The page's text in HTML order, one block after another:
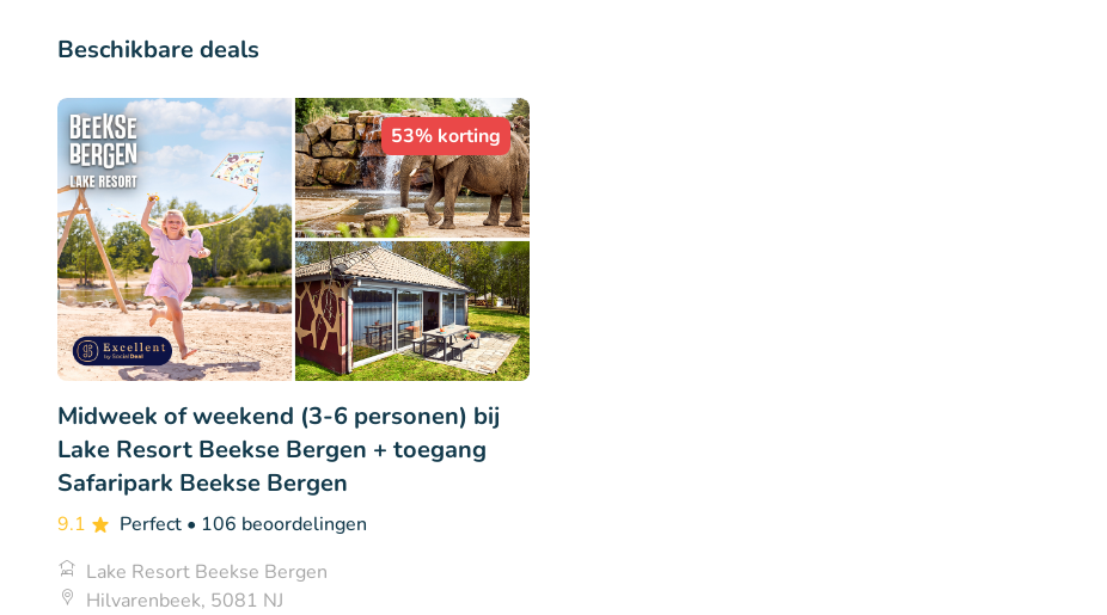
Beschikbare deals
53% korting
Midweek of weekend (3-6 personen) bij
Lake Resort Beekse Bergen + toegang
Safaripark Beekse Bergen
9.1 Perfect • 106 beoordelingen
Lake Resort Beekse Bergen
Hilvarenbeek, 5081 NJ